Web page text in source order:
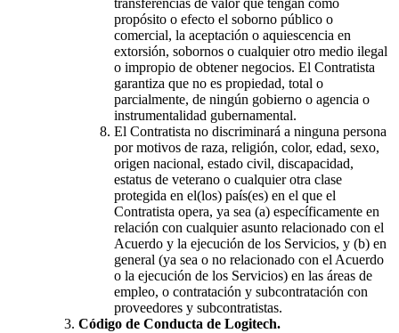
transferencias de valor que tengan como
propósito o efecto el soborno público o
comercial, la aceptación o aquiescencia en
extorsión, sobornos o cualquier otro medio ilegal
o impropio de obtener negocios. El Contratista
garantiza que no es propiedad, total o
parcialmente, de ningún gobierno o agencia o
instrumentalidad gubernamental.
El Contratista no discriminará a ninguna persona
por motivos de raza, religión, color, edad, sexo,
origen nacional, estado civil, discapacidad,
estatus de veterano o cualquier otra clase
protegida en el(los) país(es) en el que el
Contratista opera, ya sea (a) específicamente en
relación con cualquier asunto relacionado con el
Acuerdo y la ejecución de los Servicios, y (b) en
general (ya sea o no relacionado con el Acuerdo
o la ejecución de los Servicios) en las áreas de
empleo, o contratación y subcontratación con
proveedores y subcontratistas.
Código de Conducta de Logitech.